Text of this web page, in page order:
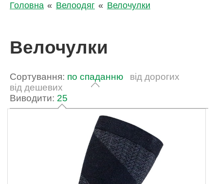
Головна Велоодяг Велочулки
Велочулки
Сортування: по спаданню
від дорогих
від дешевих
Виводити: 25